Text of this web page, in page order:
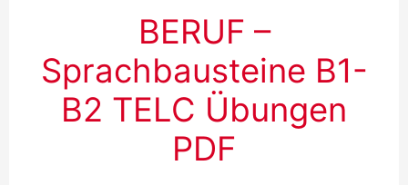
BERUF –
Sprachbausteine B1-
B2 TELC Übungen
PDF